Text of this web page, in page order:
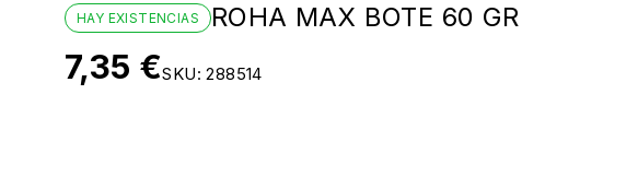
HAY EXISTENCIAS ROHA MAX BOTE 60 GR
7,35 €SKU:288514